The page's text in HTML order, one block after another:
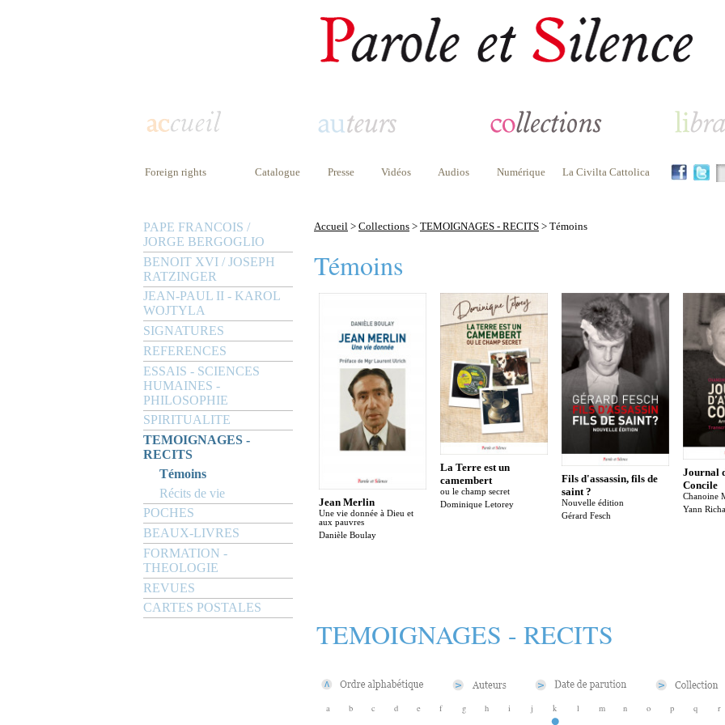
Foreign rights Catalogue Presse Vidéos Audios Numérique La Civilta Cattolica
PAPE FRANCOIS /
JORGE BERGOGLIO
BENOIT XVI / JOSEPH
RATZINGER
JEAN-PAUL II - KAROL
WOJTYLA
SIGNATURES
REFERENCES
ESSAIS - SCIENCES
HUMAINES -
PHILOSOPHIE
SPIRITUALITE
TEMOIGNAGES -
RECITS
Témoins
Récits de vie
POCHES
BEAUX-LIVRES
FORMATION -
THEOLOGIE
REVUES
CARTES POSTALES
Accueil > Collections > TEMOIGNAGES - RECITS > Témoins
Témoins
Jean Merlin
Une vie donnée à Dieu et
aux pauvres
Danièle Boulay
La Terre est un
camembert
ou le champ secret
Dominique Letorey
Fils d'assassin, fils de
saint ?
Nouvelle édition
Gérard Fesch
Journal
Concile
Chanoine
Yann
TEMOIGNAGES - RECITS
a b c d e f g h i j k l m n o p q r